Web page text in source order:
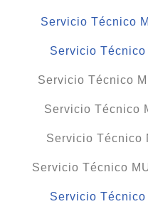
Servicio Técnico
Servicio
Servicio Técnico
Servicio Técnico
Servicio Técnico
Servicio Técnico
Servicio Técnico